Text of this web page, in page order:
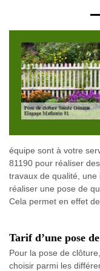
équipe sont à votre
81190 pour réaliser
travaux de qualité,
réaliser une pose de
Cela permet en effet
Tarif d’une pose
Pour la pose de
choisir parmi les